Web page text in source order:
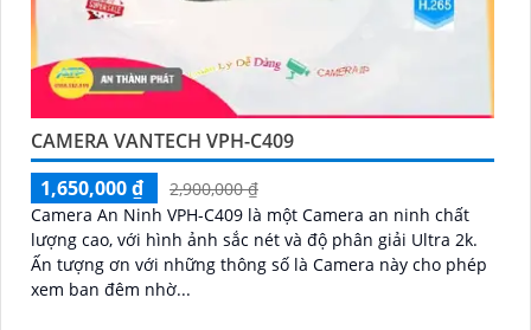
CAMERA VANTECH VPH-C409
1,650,000 ₫
2,900,000 ₫
Camera An Ninh VPH-C409 là một Camera an ninh chất
lượng cao, với hình ảnh sắc nét và độ phân giải Ultra 2k.
Ấn tượng ơn với những thông số là Camera này cho phép
xem ban đêm nhờ...